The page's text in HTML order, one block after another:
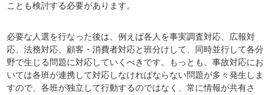
ことも検討する必要があります。
必要な人選を行なった後は、例えば各人を事実調査対応、広報対
応、法務対応、顧客・消費者対応と班分けして、同時並行して各分
野で生じる問題に対応していくべきです。もっとも、事故対応にお
いては各班が連携して対応しなければならない問題が多々発生しま
すので、各班が独立して行動するのではなく、常に情報が共有さ